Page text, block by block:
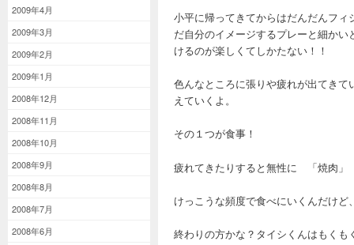
2009年4月
2009年3月
2009年2月
2009年1月
2008年12月
2008年11月
2008年10月
2008年9月
2008年8月
2008年7月
2008年6月
小平に帰ってきてからはだんだんフ
だ自分のイメージするプレーと細か
けるのが楽しくてしかたない！！
色んなところに張りや疲れが出てき
えていくよ。
その１つが食事！
疲れてきたりすると無性に 「焼肉
けっこうな頻度で食べにいくんだけ
終わりの方かな？タイシくんはもく